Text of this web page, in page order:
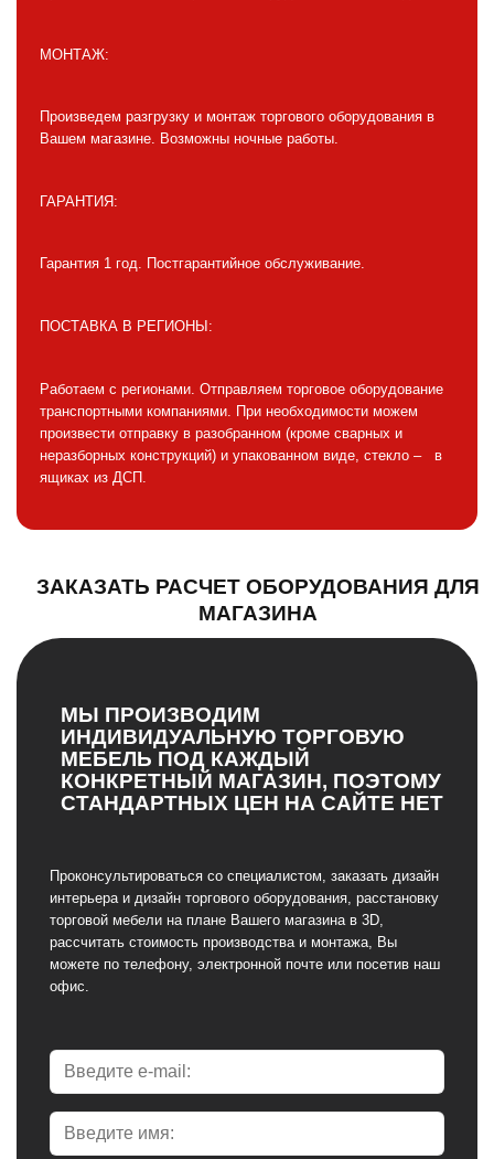
МОНТАЖ:
Произведем разгрузку и монтаж торгового оборудования в
Вашем магазине. Возможны ночные работы.
ГАРАНТИЯ:
Гарантия 1 год. Постгарантийное обслуживание.
ПОСТАВКА В РЕГИОНЫ:
Работаем с регионами. Отправляем торговое оборудование
транспортными компаниями. При необходимости можем
произвести отправку в разобранном (кроме сварных и
неразборных конструкций) и упакованном виде, стекло – в
ящиках из ДСП.
ЗАКАЗАТЬ РАСЧЕТ ОБОРУДОВАНИЯ ДЛЯ
МАГАЗИНА
МЫ ПРОИЗВОДИМ
ИНДИВИДУАЛЬНУЮ ТОРГОВУЮ
МЕБЕЛЬ ПОД КАЖДЫЙ
КОНКРЕТНЫЙ МАГАЗИН, ПОЭТОМУ
СТАНДАРТНЫХ ЦЕН НА САЙТЕ НЕТ
Проконсультироваться со специалистом, заказать дизайн
интерьера и дизайн торгового оборудования, расстановку
торговой мебели на плане Вашего магазина в 3D,
рассчитать стоимость производства и монтажа, Вы
можете по телефону, электронной почте или посетив наш
офис.